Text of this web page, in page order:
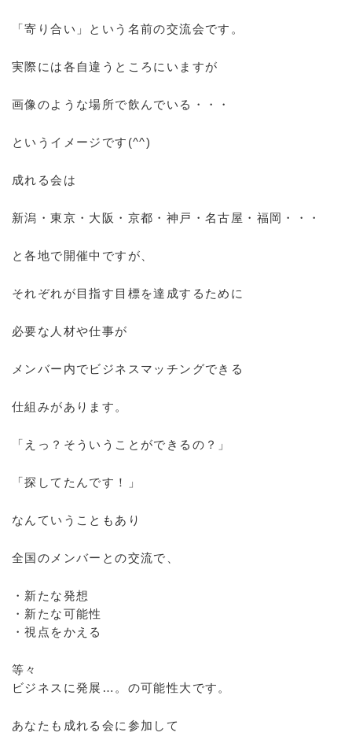
「寄り合い」という名前の交流会です。
実際には各自違うところにいますが
画像のような場所で飲んでいる・・・
というイメージです(^^)
成れる会は
新潟・東京・大阪・京都・神戸・名古屋・福岡・・・
と各地で開催中ですが、
それぞれが目指す目標を達成するために
必要な人材や仕事が
メンバー内でビジネスマッチングできる
仕組みがあります。
「えっ？そういうことができるの？」
「探してたんです！」
なんていうこともあり
全国のメンバーとの交流で、
・新たな発想
・新たな可能性
・視点をかえる
等々
ビジネスに発展…。の可能性大です。
あなたも成れる会に参加して